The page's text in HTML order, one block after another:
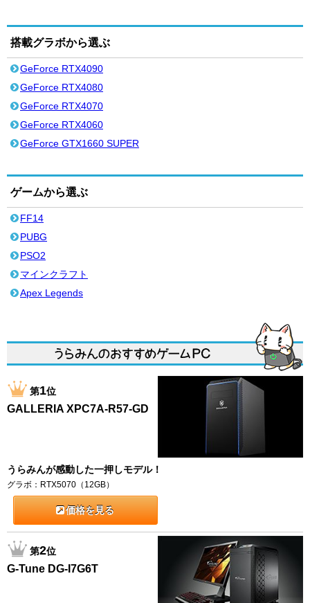
搭載グラボから選ぶ
GeForce RTX4090
GeForce RTX4080
GeForce RTX4070
GeForce RTX4060
GeForce GTX1660 SUPER
ゲームから選ぶ
FF14
PUBG
PSO2
マインクラフト
Apex Legends
第1位
GALLERIA XPC7A-R57-GD
うらみんが感動した一押しモデル！
グラボ：RTX5070（12GB）
価格を見る
第2位
G-Tune DG-I7G6T